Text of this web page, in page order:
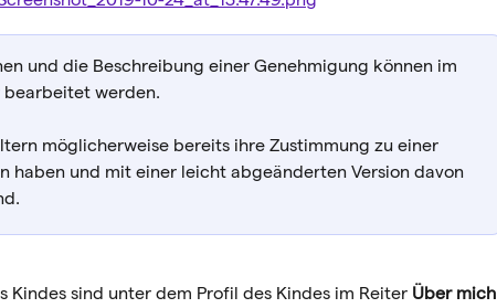
und die Beschreibung einer Genehmigung können im
bearbeitet werden.
möglicherweise bereits ihre Zustimmung zu einer
haben und mit einer leicht abgeänderten Version davon
Kindes sind unter dem Profil des Kindes im Reiter Über mich